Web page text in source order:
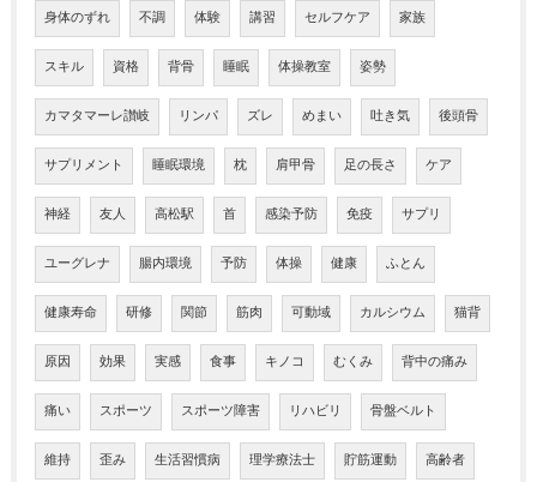
身体のずれ 不調 体験 講習 セルフケア 家族
スキル 資格 背骨 睡眠 体操教室 姿勢
カマタマーレ讃岐 リンパ ズレ めまい 吐き気 後頭骨
サプリメント 睡眠環境 枕 肩甲骨 足の長さ ケア
神経 友人 高松駅 首 感染予防 免疫 サプリ
ユーグレナ 腸内環境 予防 体操 健康 ふとん
健康寿命 研修 関節 筋肉 可動域 カルシウム 猫背
原因 効果 実感 食事 キノコ むくみ 背中の痛み
痛い スポーツ スポーツ障害 リハビリ 骨盤ベルト
維持 歪み 生活習慣病 理学療法士 貯筋運動 高齢者